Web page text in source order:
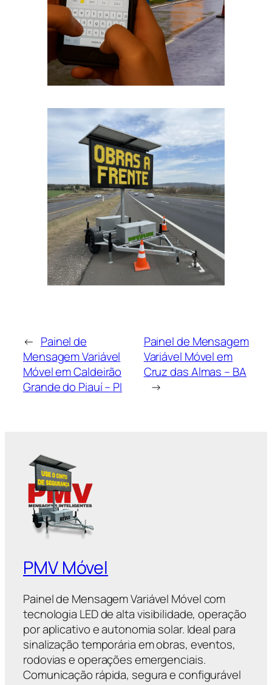
← Painel de
Mensagem Variável
Móvel em Caldeirão
Grande do Piauí – PI
Painel de Mensagem
Variável Móvel em
Cruz das Almas – BA
→
PMV Móvel
Painel de Mensagem Variável Móvel com
tecnologia LED de alta visibilidade, operação
por aplicativo e autonomia solar. Ideal para
sinalização temporária em obras, eventos,
rodovias e operações emergenciais.
Comunicação rápida, segura e configurável